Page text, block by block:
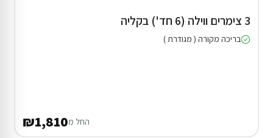
3 צימרים ווילה (6 חד') בקליה
בריכה מקורה ( מגודרת )
החל מ₪1,810